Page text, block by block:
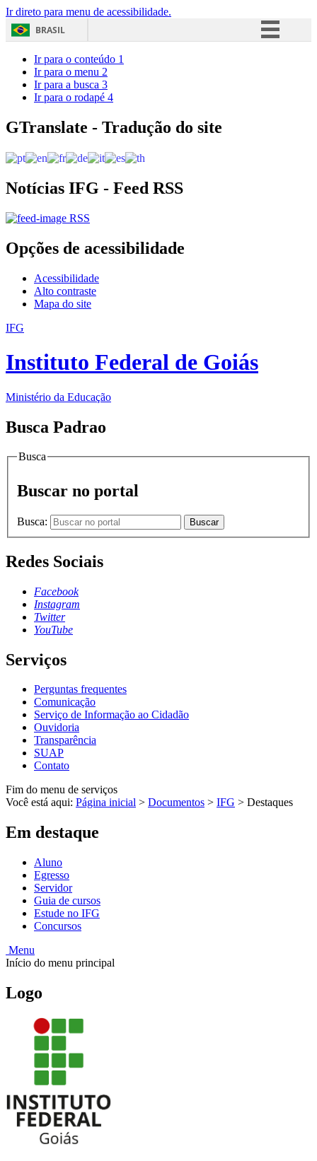
Ir direto para menu de acessibilidade.
BRASIL
Acesso à informação
Ir para o conteúdo 1
Ir para o menu 2
Ir para a busca 3
Ir para o rodapé 4
GTranslate - Tradução do site
Notícias IFG - Feed RSS
RSS
Opções de acessibilidade
Acessibilidade
Alto contraste
Mapa do site
IFG
Instituto Federal de Goiás
Ministério da Educação
Busca Padrao
Busca
Buscar no portal
Busca: Buscar
Redes Sociais
Facebook
Instagram
Twitter
YouTube
Serviços
Perguntas frequentes
Comunicação
Serviço de Informação ao Cidadão
Ouvidoria
Transparência
SUAP
Contato
Fim do menu de serviços
Você está aqui: Página inicial > Documentos > IFG > Destaques
Em destaque
Aluno
Egresso
Servidor
Guia de cursos
Estude no IFG
Concursos
Menu
Início do menu principal
Logo